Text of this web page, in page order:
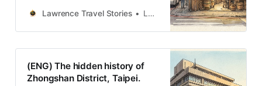
之間的持續對話。從林田桶店的靜態
月舞蹈社的嚴肅藝術對抗條通的商業
喧囂，一座城市的真正深度，往往就
的故事裡。
Lawrence Travel Stories Lawrence
(ENG) The hidden history of
Zhongshan District, Taipei.